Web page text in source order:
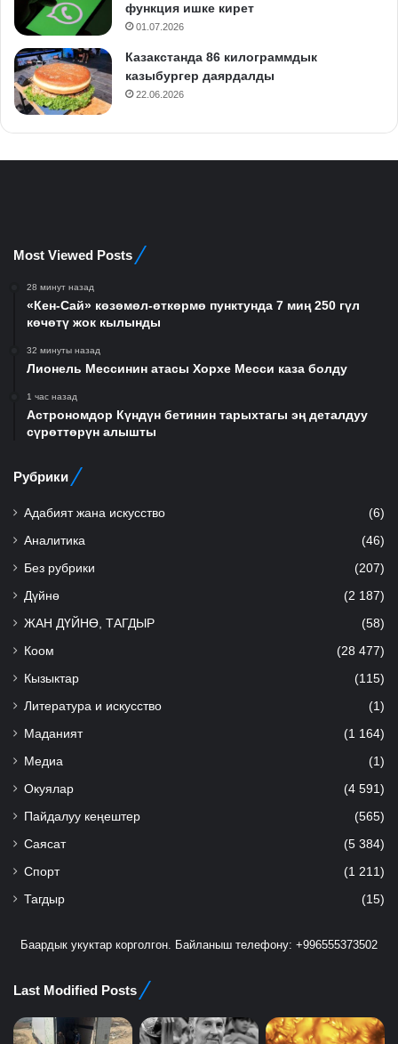
функция ишке кирет
01.07.2026
Казакстанда 86 килограммдык
казыбургер даярдалды
22.06.2026
Most Viewed Posts
28 минут назад
«Кен-Сай» көзөмөл-өткөрмө пунктунда 7 миң 250 гүл
көчөтү жок кылынды
32 минуты назад
Лионель Мессинин атасы Хорхе Месси каза болду
1 час назад
Астрономдор Күндүн бетинин тарыхтагы эң деталдуу
сүрөттөрүн алышты
Рубрики
Адабият жана искусство (6)
Аналитика (46)
Без рубрики (207)
Дүйнө (2 187)
ЖАН ДҮЙНӨ, ТАГДЫР (58)
Коом (28 477)
Кызыктар (115)
Литература и искусство (1)
Маданият (1 164)
Медиа (1)
Окуялар (4 591)
Пайдалуу кеңештер (565)
Саясат (5 384)
Спорт (1 211)
Тагдыр (15)
Баардык укуктар корголгон. Байланыш телефону: +996555373502
Last Modified Posts